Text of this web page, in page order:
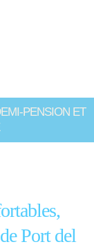
PENSION ET
Port del